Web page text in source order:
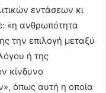
εντάσεων κι
«η ανθρωπότητα
την επιλογή μεταξύ
ή της
κίνδυνο
όπως αυτή η οποία